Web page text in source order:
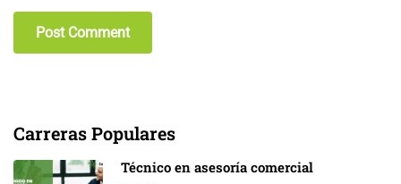
Carreras Populares
Técnico en asesoría comercial